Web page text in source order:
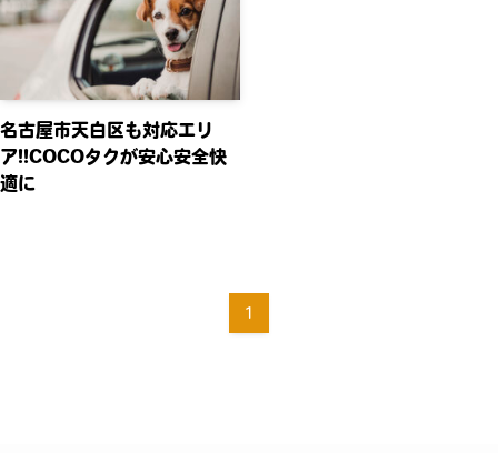
名古屋市天白区も対応エリ
ア!!COCOタクが安心安全快
適に
1